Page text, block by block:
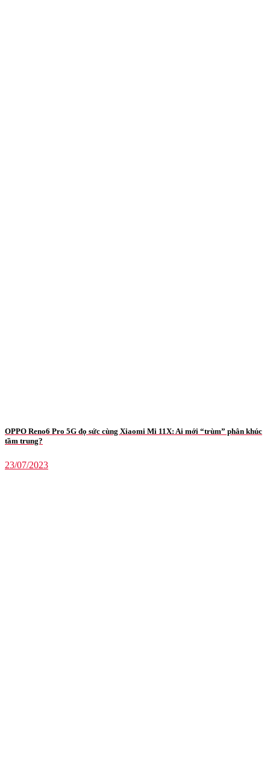
OPPO Reno6 Pro 5G đọ sức cùng Xiaomi Mi 11X: Ai mới “trùm” phân khúc
tầm trung?
23/07/2023